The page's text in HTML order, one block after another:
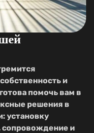
и
помочь вам в
решения в
установку
сопровождение и